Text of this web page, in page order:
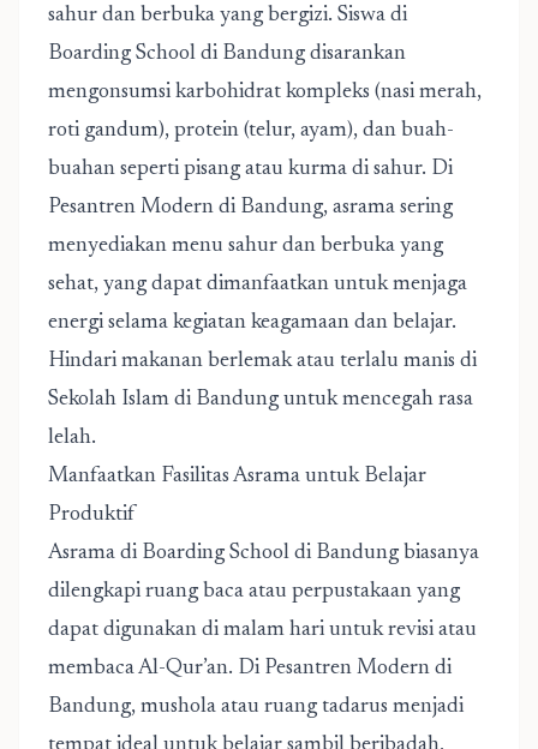
sahur dan berbuka yang bergizi. Siswa di
Boarding School di Bandung disarankan
mengonsumsi karbohidrat kompleks (nasi merah,
roti gandum), protein (telur, ayam), dan buah-
buahan seperti pisang atau kurma di sahur. Di
Pesantren Modern di Bandung, asrama sering
menyediakan menu sahur dan berbuka yang
sehat, yang dapat dimanfaatkan untuk menjaga
energi selama kegiatan keagamaan dan belajar.
Hindari makanan berlemak atau terlalu manis di
Sekolah Islam di Bandung untuk mencegah rasa
lelah.
Manfaatkan Fasilitas Asrama untuk Belajar
Produktif
Asrama di Boarding School di Bandung biasanya
dilengkapi ruang baca atau perpustakaan yang
dapat digunakan di malam hari untuk revisi atau
membaca Al-Qur’an. Di Pesantren Modern di
Bandung, mushola atau ruang tadarus menjadi